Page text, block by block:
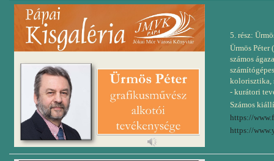
5. rész:
Ürmös Péter
számos
kolorisztika,
- kurátori
Számos
https://
https://